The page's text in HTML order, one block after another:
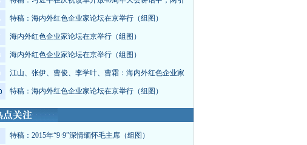
特稿：海内外红色企业家论坛在京举行（组图）
海内外红色企业家论坛在京举行（组图）
海内外红色企业家论坛在京举行（组图）
江山、张伊、曹俊、李学叶、曹霜：海内外红色企业家
特稿：海内外红色企业家论坛在京举行（组图）
特稿：2015年“9·9”深情缅怀毛主席（组图）